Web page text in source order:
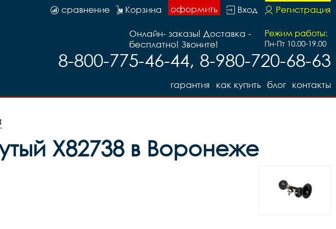
Регистрация
Вход
оформить
Корзина
сравнение
Режим работы:
Пн-Пт 10.00-19.00
Онлайн- заказы! Доставка -
бесплатно! Звоните!
8-800-775-46-44, 8-980-720-68-63
контакты
блог
как купить
гарантия
Х82738 в Воронеже